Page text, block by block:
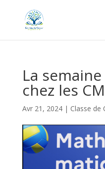
La
chez les
Avr 21, 2024| Classe de